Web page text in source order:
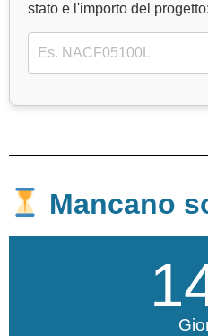
stato e l'importo del progetto:
Mancano